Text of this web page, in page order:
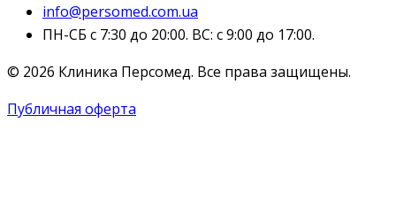
info@persomed.com.ua
ПН-СБ с 7:30 до 20:00. ВС: с 9:00 до 17:00.
© 2026 Клиника Персомед. Все права защищены.
Публичная оферта